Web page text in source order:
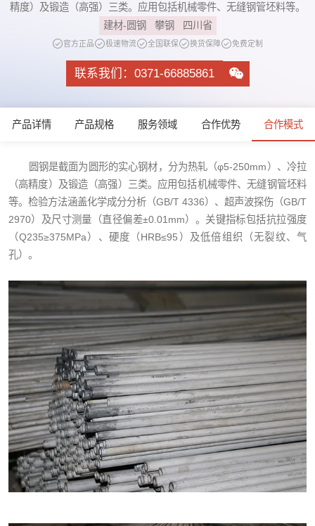
精度）及锻造（高强）三类。应用包括机械零件、无缝钢管坯料等。
建材-圆钢
攀钢 四川省
官方正品 极速物流 全国联保 换货保障 免费定制
联系我们：0371-66885861
产品详情 产品规格 服务领域 合作优势 合作模式
圆钢是截面为圆形的实心钢材，分为热轧（φ5-250mm）、冷拉
（高精度）及锻造（高强）三类。应用包括机械零件、无缝钢管坯料
等。检验方法涵盖化学成分分析（GB/T 4336）、超声波探伤（GB/T
2970）及尺寸测量（直径偏差±0.01mm）。关键指标包括抗拉强度
（Q235≥375MPa）、硬度（HRB≤95）及低倍组织（无裂纹、气
孔）。